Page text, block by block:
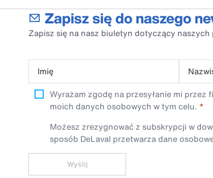
Zapisz się do naszego
Zapisz się na nasz biuletyn dotyczący
Imię
Wyrażam zgodę na przesyłanie mi
moich danych osobowych w tym celu.
Możesz zrezygnować z subskrypcji w
sposób DeLaval przetwarza dane
Wyślij